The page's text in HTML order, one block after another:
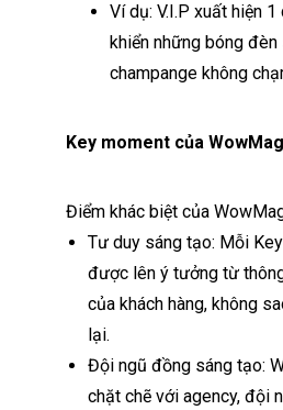
Ví dụ: V.I.P xuất hiện
khiển những bóng
champange không
Key moment của
Điểm khác biệt của
Tư duy sáng tạo: Mỗi
được lên ý tưởng từ
của khách hàng, không
lại.
Đội ngũ đồng sáng tạo:
chặt chẽ với agency, đội